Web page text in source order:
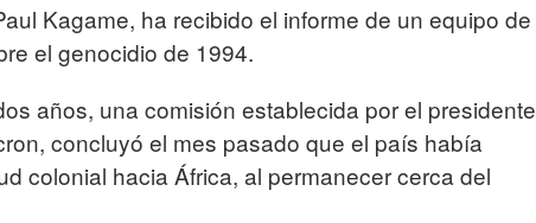
Kagame, ha recibido el informe de un equipo de
el genocidio de 1994.
años, una comisión establecida por el presidente
concluyó el mes pasado que el país había
colonial hacia África, al permanecer cerca del